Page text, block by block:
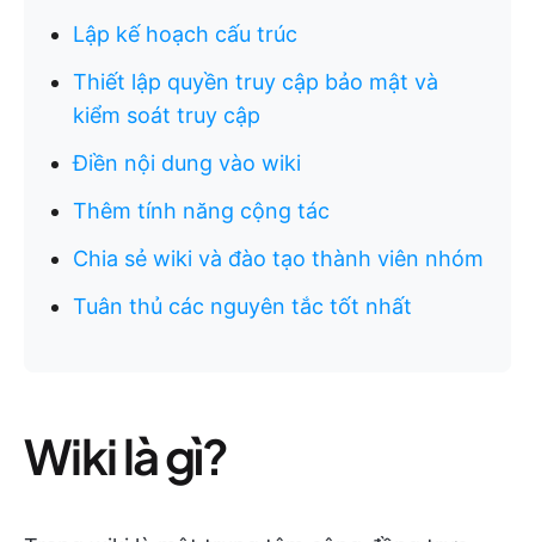
Lập kế hoạch cấu trúc
Thiết lập quyền truy cập bảo mật và
kiểm soát truy cập
Điền nội dung vào wiki
Thêm tính năng cộng tác
Chia sẻ wiki và đào tạo thành viên nhóm
Tuân thủ các nguyên tắc tốt nhất
Wiki là gì?